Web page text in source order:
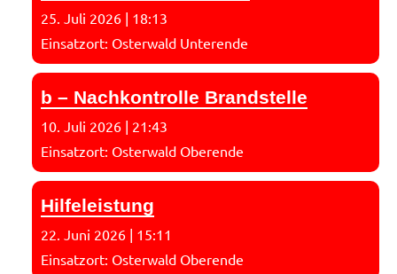
25. Juli 2026 | 18:13
Einsatzort: Osterwald Unterende
b – Nachkontrolle Brandstelle
10. Juli 2026 | 21:43
Einsatzort: Osterwald Oberende
Hilfeleistung
22. Juni 2026 | 15:11
Einsatzort: Osterwald Oberende